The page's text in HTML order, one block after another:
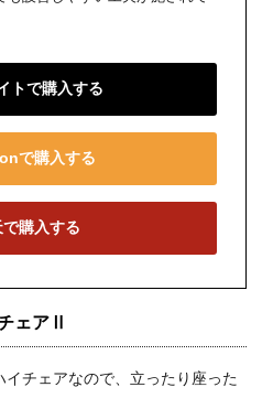
トで購入する
で購入する
購入する
ェアⅡ
チェアなので、立ったり座った